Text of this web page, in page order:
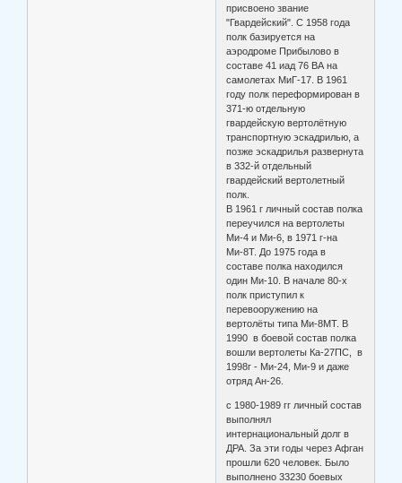
присвоено звание
"Гвардейский". С 1958 года
полк базируется на
аэродроме Прибылово в
составе 41 иад 76 ВА на
самолетах МиГ-17. В 1961
году полк переформирован в
371-ю отдельную
гвардейскую вертолётную
транспортную эскадрилью, а
позже эскадрилья развернута
в 332-й отдельный
гвардейский вертолетный
полк.
В 1961 г личный состав полка
переучился на вертолеты
Ми-4 и Ми-6, в 1971 г-на
Ми-8Т. До 1975 года в
составе полка находился
один Ми-10. В начале 80-х
полк приступил к
перевооружению на
вертолёты типа Ми-8МТ. В
1990 в боевой состав полка
вошли вертолеты Ка-27ПС, в
1998г - Ми-24, Ми-9 и даже
отряд Ан-26.
с 1980-1989 гг личный состав
выполнял
интернациональный долг в
ДРА. За эти годы через Афган
прошли 620 человек. Было
выполнено 33230 боевых